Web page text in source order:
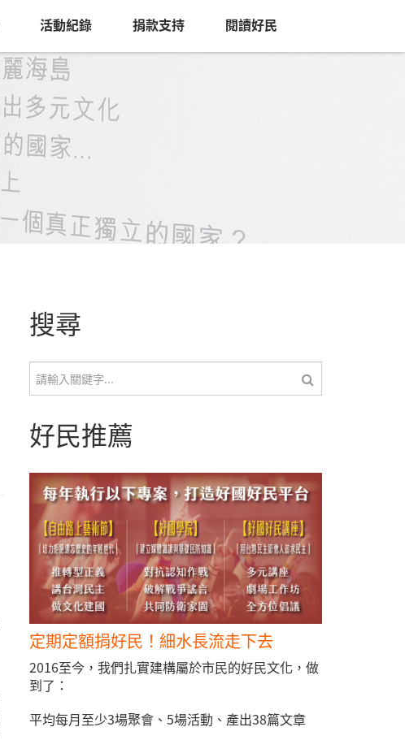
活動紀錄 捐款支持 閱讀好民
搜尋
搜尋
好民推薦
定期定額捐好民！細水長流走下去
2016至今，我們扎實建構屬於市民的好民文化，做
到了：
平均每月至少3場聚會、5場活動、產出38篇文章